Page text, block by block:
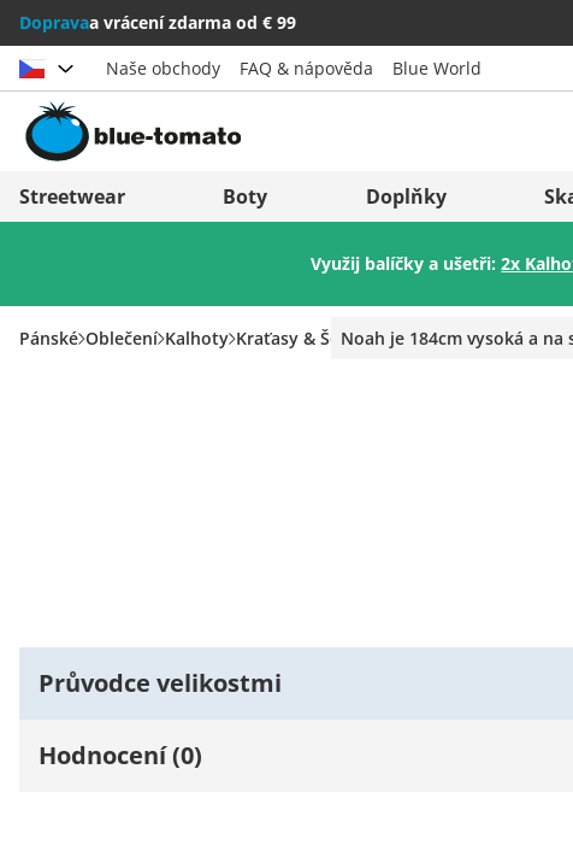
Dopravaa vrácení zdarma od € 99
Vybrat zemi
Österreich
Italia (Italiano)
Italien (Deutsch)
Naše obchody FAQ & nápověda Blue World
Streetwear Boty Doplňky
Využij balíčky a ušetři:2x
Pánské Oblečení Kalhoty Kraťasy & ŠortkyNoah je 184cm vysoká a na
Průvodce velikostmi
Hodnocení (0)